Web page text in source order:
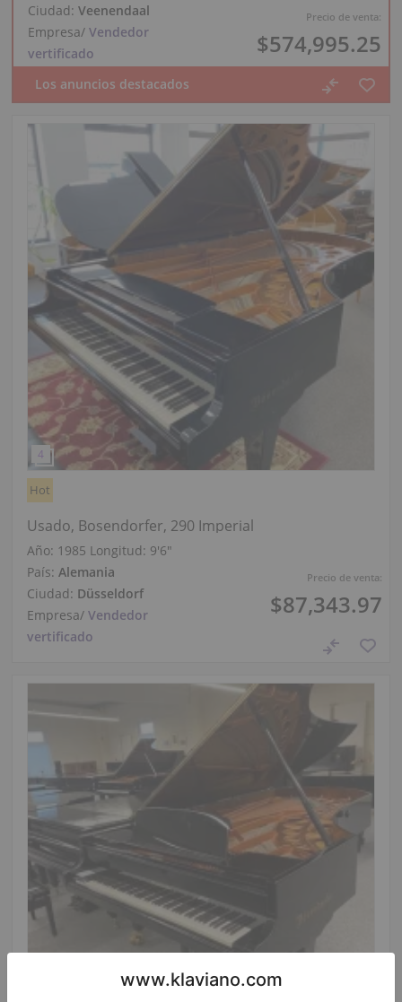
Precio de venta:
$574,995.25
Ciudad: Veenendaal
Empresa/ Vendedor
vertificado
Precio de venta:
$87,343.97
Hot
Usado, Bosendorfer, 290 Imperial
Año: 1985 Longitud: 9′6″
País: Alemania
Ciudad: Düsseldorf
Empresa/ Vendedor
vertificado